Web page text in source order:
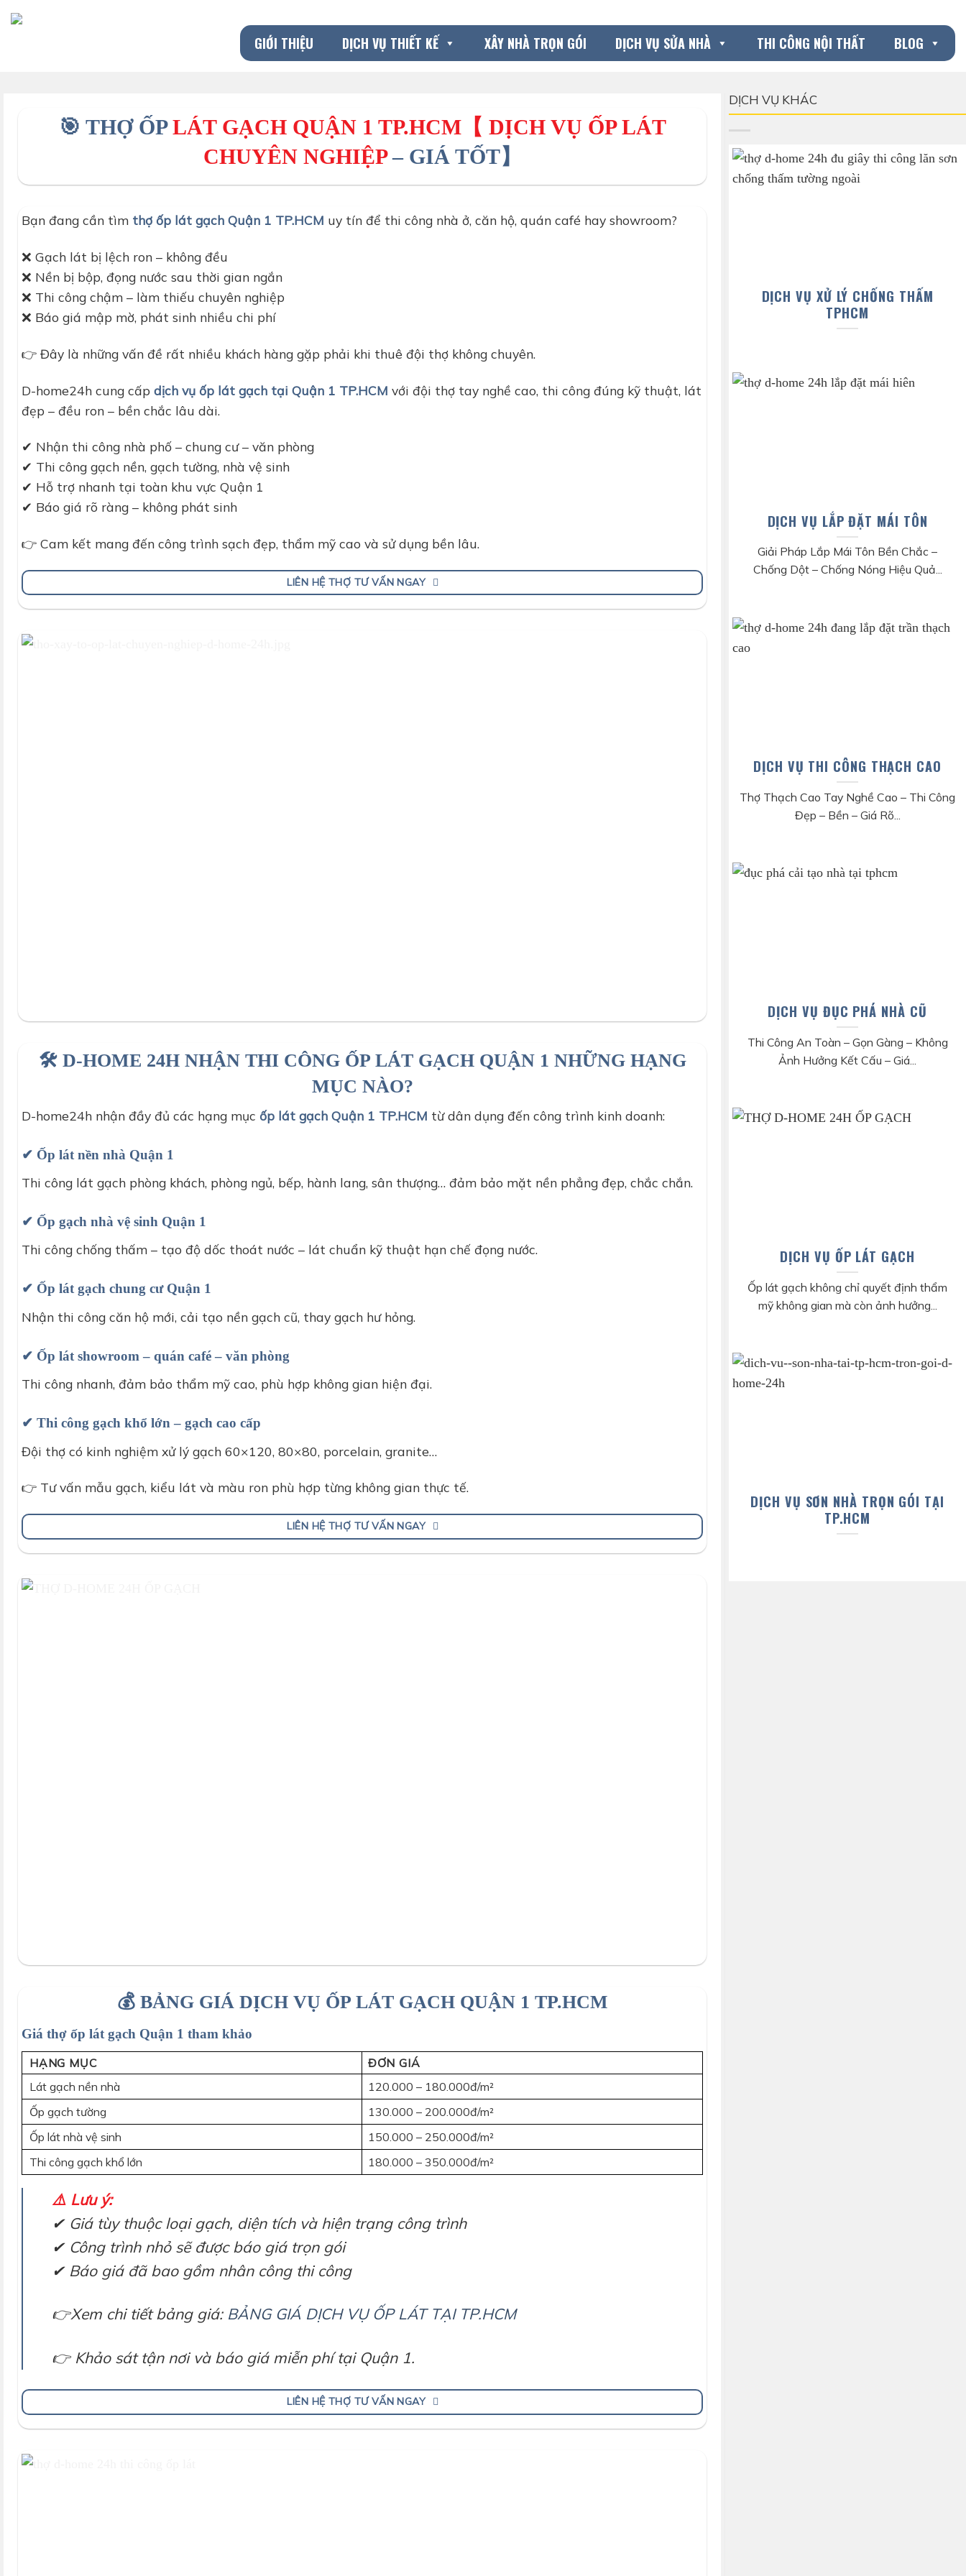
Chuyển
đến
GIỚI THIỆU DỊCH VỤ THIẾT KẾ XÂY NHÀ TRỌN GÓI DỊCH VỤ SỬA NHÀ THI CÔNG NỘI THẤT BLOG
🎯 THỢ ỐPLÁT GẠCH QUẬN 1 TP.HCM【 DỊCH VỤ ỐP LÁT
CHUYÊN NGHIỆP– GIÁ TỐT】
Bạn đang cần tìm thợ ốp lát gạch Quận 1 TP.HCM uy tín để thi công nhà ở, căn hộ, quán café hay showroom?
❌ Gạch lát bị lệch ron – không đều
❌ Nền bị bộp, đọng nước sau thời gian ngắn
❌ Thi công chậm – làm thiếu chuyên nghiệp
❌ Báo giá mập mờ, phát sinh nhiều chi phí
👉 Đây là những vấn đề rất nhiều khách hàng gặp phải khi thuê đội thợ không chuyên.
D-home24h cung cấp dịch vụ ốp lát gạch tại Quận 1 TP.HCM với đội thợ tay nghề cao, thi công đúng kỹ thuật, lát
đẹp – đều ron – bền chắc lâu dài.
✔ Nhận thi công nhà phố – chung cư – văn phòng
✔ Thi công gạch nền, gạch tường, nhà vệ sinh
✔ Hỗ trợ nhanh tại toàn khu vực Quận 1
✔ Báo giá rõ ràng – không phát sinh
👉 Cam kết mang đến công trình sạch đẹp, thẩm mỹ cao và sử dụng bền lâu.
LIÊN HỆ THỢ TƯ VẤN NGAY
🛠️ D-HOME 24H NHẬN THI CÔNG ỐP LÁT GẠCH QUẬN 1 NHỮNG HẠNG
MỤC NÀO?
D-home24h nhận đầy đủ các hạng mục ốp lát gạch Quận 1 TP.HCM từ dân dụng đến công trình kinh doanh:
✔ Ốp lát nền nhà Quận 1
Thi công lát gạch phòng khách, phòng ngủ, bếp, hành lang, sân thượng… đảm bảo mặt nền phẳng đẹp, chắc chắn.
✔ Ốp gạch nhà vệ sinh Quận 1
Thi công chống thấm – tạo độ dốc thoát nước – lát chuẩn kỹ thuật hạn chế đọng nước.
✔ Ốp lát gạch chung cư Quận 1
Nhận thi công căn hộ mới, cải tạo nền gạch cũ, thay gạch hư hỏng.
✔ Ốp lát showroom – quán café – văn phòng
Thi công nhanh, đảm bảo thẩm mỹ cao, phù hợp không gian hiện đại.
✔ Thi công gạch khổ lớn – gạch cao cấp
Đội thợ có kinh nghiệm xử lý gạch 60×120, 80×80, porcelain, granite…
👉 Tư vấn mẫu gạch, kiểu lát và màu ron phù hợp từng không gian thực tế.
LIÊN HỆ THỢ TƯ VẤN NGAY
💰 BẢNG GIÁ DỊCH VỤ ỐP LÁT GẠCH QUẬN 1 TP.HCM
Giá thợ ốp lát gạch Quận 1 tham khảo
HẠNG MỤC
ĐƠN GIÁ
Lát gạch nền nhà
120.000 – 180.000đ/m²
Ốp gạch tường
130.000 – 200.000đ/m²
Ốp lát nhà vệ sinh
150.000 – 250.000đ/m²
Thi công gạch khổ lớn
180.000 – 350.000đ/m²
⚠️ Lưu ý:
✔ Giá tùy thuộc loại gạch, diện tích và hiện trạng công trình
✔ Công trình nhỏ sẽ được báo giá trọn gói
✔ Báo giá đã bao gồm nhân công thi công
👉Xem chi tiết bảng giá: BẢNG GIÁ DỊCH VỤ ỐP LÁT TẠI TP.HCM
👉 Khảo sát tận nơi và báo giá miễn phí tại Quận 1.
LIÊN HỆ THỢ TƯ VẤN NGAY
DỊCH VỤ KHÁC
DỊCH VỤ XỬ LÝ CHỐNG THẤM
TPHCM
DỊCH VỤ LẮP ĐẶT MÁI TÔN
Giải Pháp Lắp Mái Tôn Bền Chắc –
Chống Dột – Chống Nóng Hiệu Quả...
DỊCH VỤ THI CÔNG THẠCH CAO
Thợ Thạch Cao Tay Nghề Cao – Thi Công
Đẹp – Bền – Giá Rõ...
DỊCH VỤ ĐỤC PHÁ NHÀ CŨ
Thi Công An Toàn – Gọn Gàng – Không
Ảnh Hưởng Kết Cấu – Giá...
DỊCH VỤ ỐP LÁT GẠCH
Ốp lát gạch không chỉ quyết định thẩm
mỹ không gian mà còn ảnh hưởng...
DỊCH VỤ SƠN NHÀ TRỌN GÓI TẠI
TP.HCM